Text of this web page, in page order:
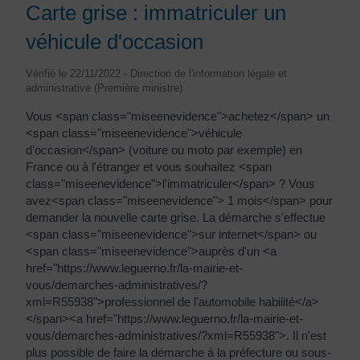
Carte grise : immatriculer un
véhicule d'occasion
Vérifié le 22/11/2022 - Direction de l'information légale et
administrative (Première ministre)
Vous <span class="miseenevidence">achetez</span> un
<span class="miseenevidence">véhicule
d'occasion</span> (voiture ou moto par exemple) en
France ou à l'étranger et vous souhaitez <span
class="miseenevidence">l'immatriculer</span> ? Vous
avez<span class="miseenevidence"> 1 mois</span> pour
demander la nouvelle carte grise. La démarche s'effectue
<span class="miseenevidence">sur internet</span> ou
<span class="miseenevidence">auprès d'un <a
href="https://www.leguerno.fr/la-mairie-et-
vous/demarches-administratives/?
xml=R55938">professionnel de l'automobile habilité</a>
</span><a href="https://www.leguerno.fr/la-mairie-et-
vous/demarches-administratives/?xml=R55938">. Il n'est
plus possible de faire la démarche à la préfecture ou sous-